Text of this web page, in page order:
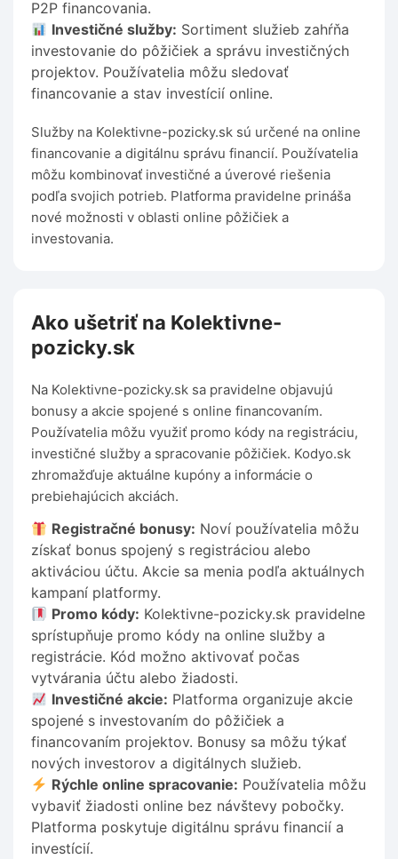
P2P financovania.
Investičné služby: Sortiment služieb zahŕňa
investovanie do pôžičiek a správu investičných
projektov. Používatelia môžu sledovať
financovanie a stav investícií online.
Služby na Kolektivne-pozicky.sk sú určené na online
financovanie a digitálnu správu financií. Používatelia
môžu kombinovať investičné a úverové riešenia
podľa svojich potrieb. Platforma pravidelne prináša
nové možnosti v oblasti online pôžičiek a
investovania.
Ako ušetriť na Kolektivne-
pozicky.sk
Na Kolektivne-pozicky.sk sa pravidelne objavujú
bonusy a akcie spojené s online financovaním.
Používatelia môžu využiť promo kódy na registráciu,
investičné služby a spracovanie pôžičiek. Kodyo.sk
zhromažďuje aktuálne kupóny a informácie o
prebiehajúcich akciách.
Registračné bonusy: Noví používatelia môžu
získať bonus spojený s registráciou alebo
aktiváciou účtu. Akcie sa menia podľa aktuálnych
kampaní platformy.
Promo kódy: Kolektivne-pozicky.sk pravidelne
sprístupňuje promo kódy na online služby a
registrácie. Kód možno aktivovať počas
vytvárania účtu alebo žiadosti.
Investičné akcie: Platforma organizuje akcie
spojené s investovaním do pôžičiek a
financovaním projektov. Bonusy sa môžu týkať
nových investorov a digitálnych služieb.
Rýchle online spracovanie: Používatelia môžu
vybaviť žiadosti online bez návštevy pobočky.
Platforma poskytuje digitálnu správu financií a
investícií.